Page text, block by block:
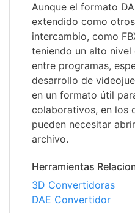
Aunque el formato
extendido como
intercambio, como
teniendo un alto
entre programas,
desarrollo de
en un formato útil
colaborativos, en los
pueden necesitar
archivo.
Herramientas
3D Convertidoras
DAE Convertidor